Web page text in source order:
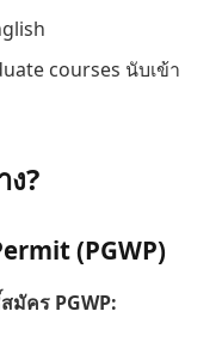
courses นับเข้า
?
(PGWP)
คร PGWP: